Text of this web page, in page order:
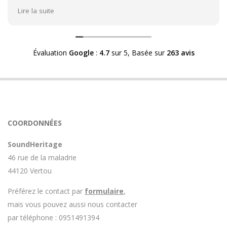
Héritage afin d'échanger sur mon expérience et on
m'a fourni des explications sur le pourquoi cet aspect
visuel.
enceinte n'est plus fabriqué (et donc vendu) et que
Avoir ce genre d'explication est utile et valorisant pour
rendez le matériel.
Lire la suite
Évaluation Google: 4.7sur 5, Basée sur 263 avis
COORDONNÉES
SoundHeritage
46 rue de la maladrie
44120 Vertou
Préférez le contact par formulaire,
mais vous pouvez aussi nous contacter
par téléphone : 0951491394